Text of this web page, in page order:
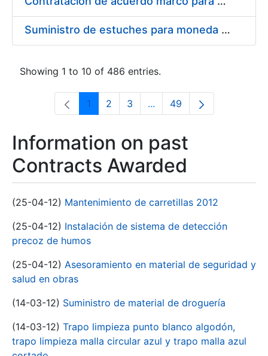
Suministro de estuches para moneda de 30 €
Showing 1 to 10 of 486 entries.
Page
1 Page
2 Page
3 ...Intermediate Pages Use
Page
49
Information on past
Contracts Awarded
(25-04-12) Mantenimiento de carretillas 2012
(25-04-12) Instalación de sistema de detección
precoz de humos
(25-04-12) Asesoramiento en material de seguridad y
salud en obras
(14-03-12) Suministro de material de droguería
(14-03-12) Trapo limpieza punto blanco algodón,
trapo limpieza malla circular azul y trapo malla azul